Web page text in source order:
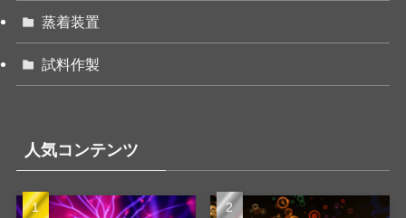
蒸着装置
試料作製
人気コンテンツ